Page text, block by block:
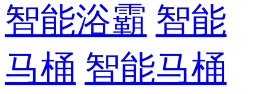
智能浴霸 智能
马桶 智能马桶